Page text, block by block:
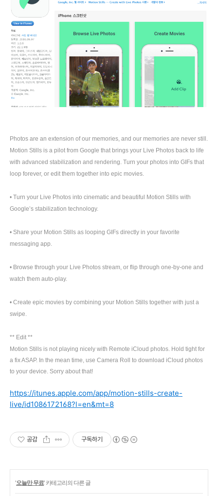
Photos are an extension of our memories, and our memories are never still.
Motion Stills is a pilot from Google that brings your Live Photos back to life
with advanced stabilization and rendering. Turn your photos into GIFs that
loop forever, or edit them together into epic movies.
• Turn your Live Photos into cinematic and beautiful Motion Stills with
Google’s stabilization technology.
• Share your Motion Stills as looping GIFs directly in your favorite
messaging app.
• Browse through your Live Photos stream, or flip through one-by-one and
watch them auto-play.
• Create epic movies by combining your Motion Stills together with just a
swipe.
** Edit **
Motion Stills is not playing nicely with Remote iCloud photos. Hold tight for
a fix ASAP. In the mean time, use Camera Roll to download iCloud photos
to your device. Sorry about that!
https://itunes.apple.com/app/motion-stills-create-
live/id1086172168?l=en&mt=8
공감 구독하기
'오늘만 무료' 카테고리의 다른 글